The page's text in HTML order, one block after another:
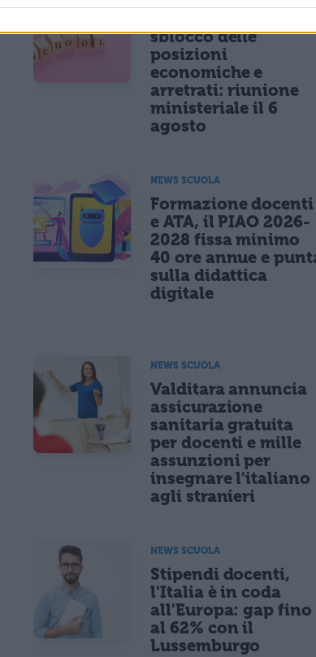
sblocco delle
posizioni
economiche e
arretrati: riunione
ministeriale il 6
agosto
NEWS SCUOLA
Formazione docenti
e ATA, il PIAO 2026-
2028 fissa minimo
40 ore annue e
sulla didattica
digitale
NEWS SCUOLA
Valditara annuncia
assicurazione
sanitaria gratuita
per docenti e mille
assunzioni per
insegnare l'italiano
agli stranieri
NEWS SCUOLA
Stipendi docenti,
l'Italia è in coda
all'Europa: gap fino
al 62% con il
Lussemburgo